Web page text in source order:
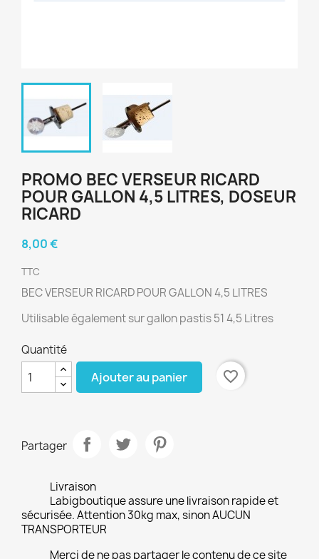
PROMO BEC VERSEUR RICARD
POUR GALLON 4,5 LITRES, DOSEUR
RICARD
8,00 €
TTC
BEC VERSEUR RICARD POUR GALLON 4,5 LITRES
Utilisable également sur gallon pastis 51 4,5 Litres
Quantité
Ajouter au panier favorite_border
Partager
Livraison
Labigboutique assure une livraison rapide et
sécurisée. Attention 30kg max, sinon AUCUN
TRANSPORTEUR
Merci de ne pas partager le contenu de ce site